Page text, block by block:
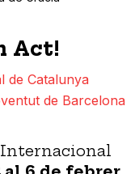
Act!
de Catalunya
de Barcelona